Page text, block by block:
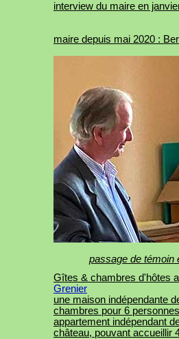
interview du maire en
maire depuis mai 2020 :
passage de témoin
Gîtes & chambres d'hôtes
Grenier
une maison indépendante
chambres pour 6
appartement indépendant
château, pouvant accueillir